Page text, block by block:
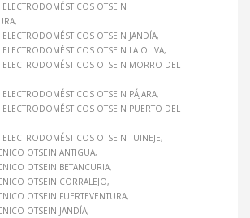
ELECTRODOMÉSTICOS OTSEIN
ELECTRODOMÉSTICOS OTSEIN JANDÍA
ELECTRODOMÉSTICOS OTSEIN LA OLIVA
ELECTRODOMÉSTICOS OTSEIN MORRO DEL
OTSEIN PÁJARA
ELECTRODOMÉSTICOS OTSEIN PUERTO DEL
OTSEIN TUINEJE
OTSEIN ANTIGUA
OTSEIN BETANCURIA
OTSEIN CORRALEJO
OTSEIN FUERTEVENTURA
OTSEIN JANDÍA